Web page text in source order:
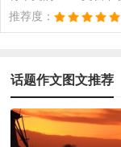
推荐度：
话题作文图文推荐